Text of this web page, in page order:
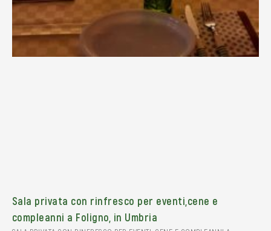
Sala privata con rinfresco per eventi,cene e
compleanni a Foligno, in Umbria